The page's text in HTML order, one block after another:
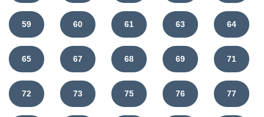
59 60 61 63 64
65 67 68 69 71
72 73 75 76 77